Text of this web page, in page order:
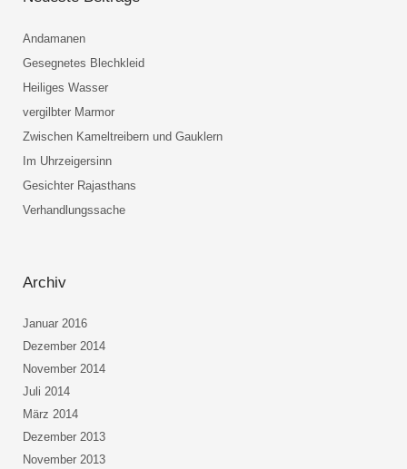
Andamanen
Gesegnetes Blechkleid
Heiliges Wasser
vergilbter Marmor
Zwischen Kameltreibern und Gauklern
Im Uhrzeigersinn
Gesichter Rajasthans
Verhandlungssache
Archiv
Januar 2016
Dezember 2014
November 2014
Juli 2014
März 2014
Dezember 2013
November 2013